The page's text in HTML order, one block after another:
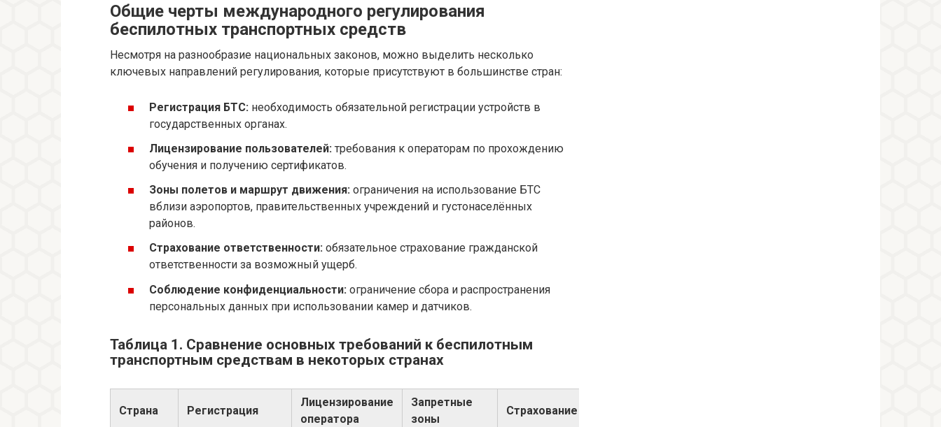
Общие черты международного регулирования
беспилотных транспортных средств
Несмотря на разнообразие национальных законов, можно выделить несколько
ключевых направлений регулирования, которые присутствуют в большинстве стран:
Регистрация БТС: необходимость обязательной регистрации устройств в
государственных органах.
Лицензирование пользователей: требования к операторам по прохождению
обучения и получению сертификатов.
Зоны полетов и маршрут движения: ограничения на использование БТС
вблизи аэропортов, правительственных учреждений и густонаселённых
районов.
Страхование ответственности: обязательное страхование гражданской
ответственности за возможный ущерб.
Соблюдение конфиденциальности: ограничение сбора и распространения
персональных данных при использовании камер и датчиков.
Таблица 1. Сравнение основных требований к беспилотным
транспортным средствам в некоторых странах
Страна Регистрация
Лицензирование
оператора
Запретные
зоны
Страхование